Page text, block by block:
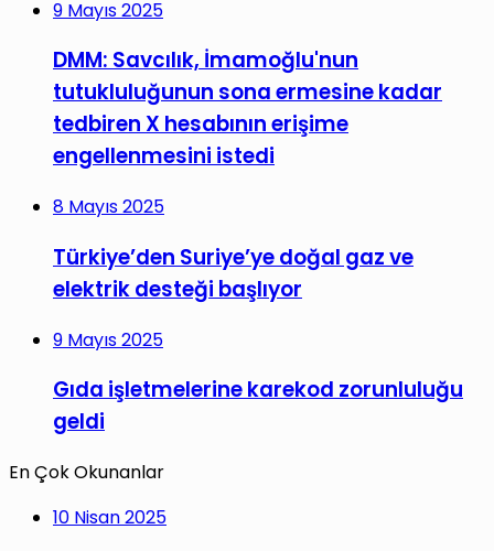
9 Mayıs 2025
DMM: Savcılık, İmamoğlu'nun
tutukluluğunun sona ermesine kadar
tedbiren X hesabının erişime
engellenmesini istedi
8 Mayıs 2025
Türkiye’den Suriye’ye doğal gaz ve
elektrik desteği başlıyor
9 Mayıs 2025
Gıda işletmelerine karekod zorunluluğu
geldi
En Çok Okunanlar
10 Nisan 2025